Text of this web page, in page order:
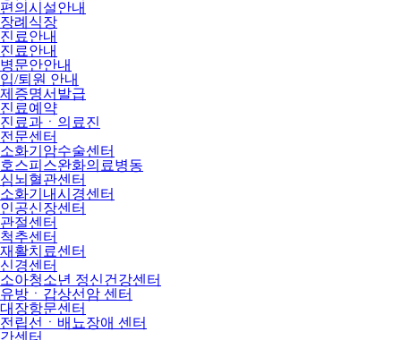
편의시설안내
장례식장
진료안내
진료안내
병문안안내
입/퇴원 안내
제증명서발급
진료예약
진료과ㆍ의료진
전문센터
소화기암수술센터
호스피스완화의료병동
심뇌혈관센터
소화기내시경센터
인공신장센터
관절센터
척추센터
재활치료센터
신경센터
소아청소년 정신건강센터
유방ㆍ갑상선암 센터
대장항문센터
전립선ㆍ배뇨장애 센터
간센터